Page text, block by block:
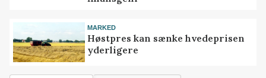
MARKED
Høstpres kan sænke hvedeprisen
yderligere